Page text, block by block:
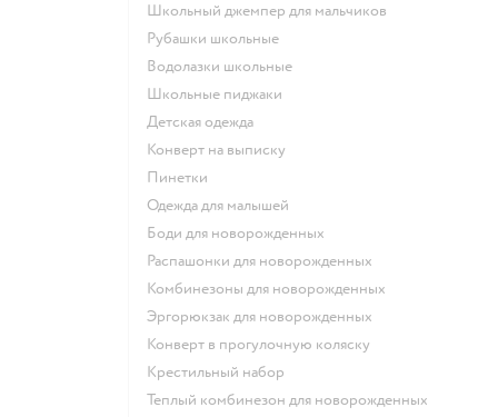
Школьный джемпер для мальчиков
Рубашки школьные
Водолазки школьные
Школьные пиджаки
Детская одежда
Конверт на выписку
Пинетки
Одежда для малышей
Боди для новорожденных
Распашонки для новорожденных
Комбинезоны для новорожденных
Эргорюкзак для новорожденных
Конверт в прогулочную коляску
Крестильный набор
Теплый комбинезон для новорожденных